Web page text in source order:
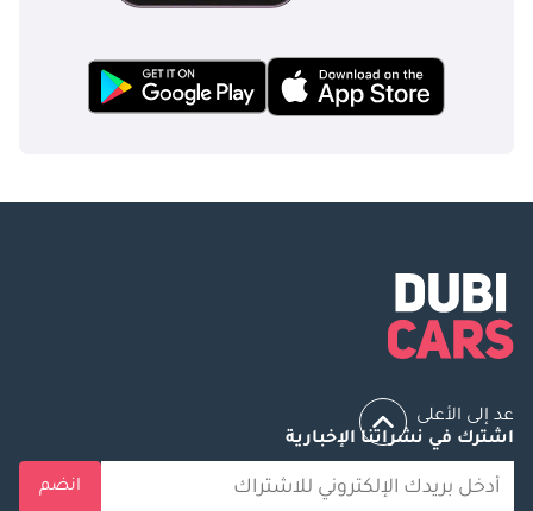
عد إلى الأعلى
اشترك في نشراتنا الإخبارية
انضم